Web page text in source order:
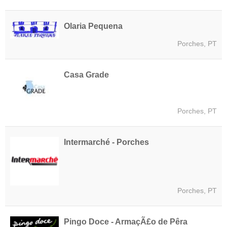
Olaria Pequena
Porches, PT
Casa Grade
Porches, PT
Intermarché - Porches
Porches, PT
Pingo Doce - ArmaçÃ£o de Pêra